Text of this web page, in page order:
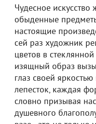
Чудесное
обыденные
настоящие
сей раз художник
цветов в
изящный образ
глаз своей
лепесток, каждая
словно призывая
душевного